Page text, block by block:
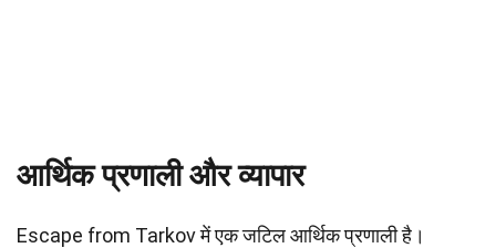
आर्थिक प्रणाली और व्यापार
Escape from Tarkov में एक जटिल आर्थिक प्रणाली है।